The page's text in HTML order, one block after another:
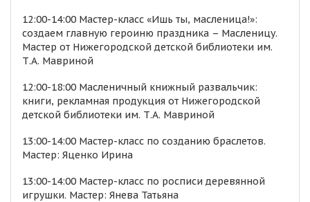
12:00-14:00 Мастер-класс «Ишь ты, масленица!»:
создаем главную героиню праздника – Масленицу.
Мастер от Нижегородской детской библиотеки им.
Т.А. Мавриной
12:00-18:00 Масленичный книжный развальчик:
книги, рекламная продукция от Нижегородской
детской библиотеки им. Т.А. Мавриной
13:00-14:00 Мастер-класс по созданию браслетов.
Мастер: Яценко Ирина
13:00-14:00 Мастер-класс по росписи деревянной
игрушки. Мастер: Янева Татьяна